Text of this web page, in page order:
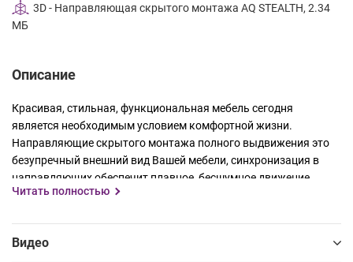
3D - Направляющая скрытого монтажа AQ STEALTH, 2.34
МБ
Описание
Красивая, стильная, функциональная мебель сегодня
является необходимым условием комфортной жизни.
Направляющие скрытого монтажа полного выдвижения это
безупречный внешний вид Вашей мебели, синхронизация в
направляющих обеспечит плавное, бесшумное движение
мебельных ящиков, а благодаря доводчику выдвижные
Читать полностью
Видео